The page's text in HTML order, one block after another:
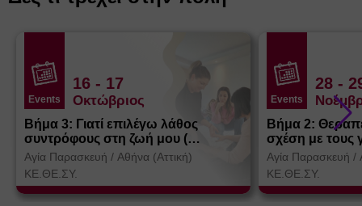
Events
16 - 17
Οκτώβριος
Βήμα 3: Γιατί επιλέγω λάθος
συντρόφους στη ζωή μου (
Θεσσαλονίκη)
Αγία Παρασκευή / Αθήνα (Αττική)
ΚΕ.ΘΕ.ΣΥ.
Events
28 -
Βήμα 2:
σχέση με τους
Αγία Παρασκευή /
ΚΕ.ΘΕ.ΣΥ.